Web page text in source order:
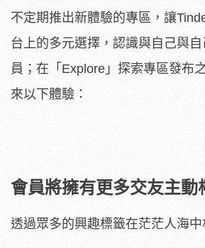
不定期推出新體驗的專區，讓
台上的多元選擇，認識與自己與
員；在「Explore」探索專區發布
來以下體驗：
會員將擁有更多交友主動
透過眾多的興趣標籤在茫茫人海中